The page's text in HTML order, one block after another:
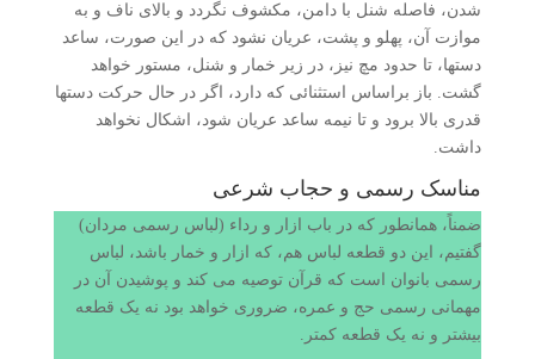
شدن، فاصله شنل با دامن، مکشوف نگردد و بالای ناف و به
موازت آن، پهلو و پشت، عریان نشود که در این صورت، ساعد
دستها، تا حدود مچ نیز، در زیر خمار و شنل، مستور خواهد
گشت. باز براساس استثنائی که دارد، اگر در حال حرکت دستها
قدری بالا برود و تا نیمه ساعد عریان شود، اشکال نخواهد
داشت.
مناسک رسمی و حجاب شرعی
ضمناً، همانطور که در باب ازار و رداء (لباس رسمی مردان)
گفتیم، این دو قطعه لباس هم، که ازار و خمار باشد، لباس
رسمی بانوان است که قرآن توصیه می کند و پوشیدن آن در
مهمانی رسمی حج و عمره، ضروری خواهد بود نه یک قطعه
بیشتر و نه یک قطعه کمتر.